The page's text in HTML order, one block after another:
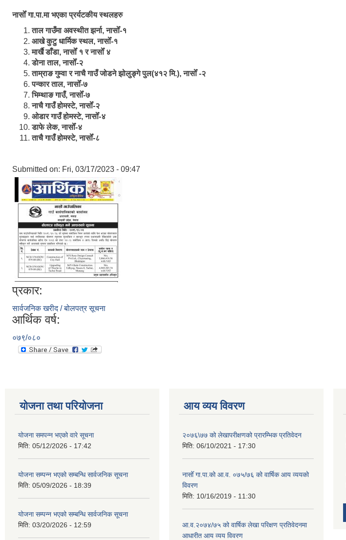
नासोँ गा.पा.मा भएका प्रर्यटकीय स्थलहरु
ताल गाउँमा अवस्थीत झर्ना, नासोँ-१
आखे कुटु धार्मिक स्थल, नासोँ-१
मार्खै डाँडा, नासोँ १ र नासोँ ४
डाेना ताल, नासोँ-२
ताम्राङ गुम्वा र नाचै गाउँ जोडने झोलुङ्गे पुल(४१२ मि.), नासोँ -२
पन्कार ताल, नासोँ-७
भिम्थाङ गाउँ, नासोँ-७
नाचै गाउँ होमस्टे, नासोँ-२
ओ‍‍‌डार गाउँ होमस्टे, नासोँ-४
डाफे लेक, नासोँ-४
ताचै गाउँ होमस्टे, नासोँ-८
Submitted on: Fri, 03/17/2023 - 09:47
प्रकार:
सार्वजनिक खरीद / बोलपत्र सूचना
आर्थिक वर्ष:
०७९/०८०
योजना तथा परियोजना
योजना समपन्न भएको वारे सूचना
मिति: 05/12/2026 - 17:42
योजना सम्पन्न भएको सम्बन्धि सार्वजनिक सूचना
मिति: 05/09/2026 - 18:39
योजना सम्पन्न भएको सम्बन्धि सार्वजनिक सूचना
मिति: 03/20/2026 - 12:59
आय व्यय विवरण
२०७६\७७ को लेखापरीक्षणको प्रारम्भिक प्रतिवेदन
मिति: 06/10/2021 - 17:30
नासोँ गा.पा.को आ.व. ०७५/७६ को वार्षिक आय व्ययको
विवरण
मिति: 10/16/2019 - 11:30
आ.व.२०७४/७५ को वार्षिक लेखा परिक्षण प्रतिवेदनमा
आधारीत आय व्यय विवरण